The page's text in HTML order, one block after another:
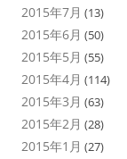
2015年7月 (13)
2015年6月 (50)
2015年5月 (55)
2015年4月 (114)
2015年3月 (63)
2015年2月 (28)
2015年1月 (27)